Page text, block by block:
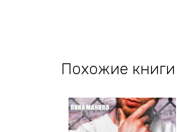
Похожие книги